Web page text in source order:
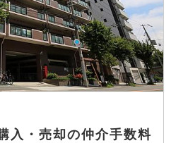
入・売却の仲介手数料